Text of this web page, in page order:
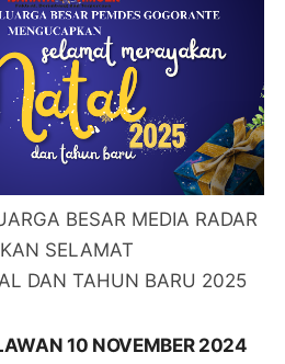
BESAR MEDIA RADAR
SELAMAT
DAN TAHUN BARU 2025
10 NOVEMBER 2024